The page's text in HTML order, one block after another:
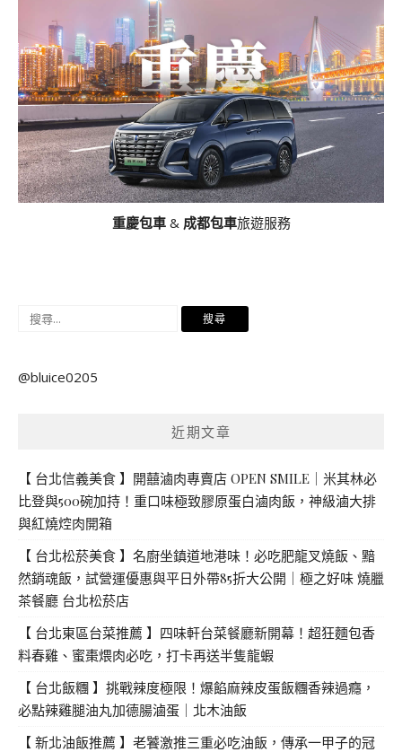
重慶包車& 成都包車旅遊服務
搜
鍵
@bluice0205
近期文章
【 台北信義美食 】開囍滷肉專賣店 OPEN SMILE｜米其林必
比登與500碗加持！重口味極致膠原蛋白滷肉飯，神級滷大排
與紅燒焢肉開箱
【 台北松菸美食 】名廚坐鎮道地港味！必吃肥龍叉燒飯、黯
然銷魂飯，試營運優惠與平日外帶85折大公開｜極之好味 燒臘
茶餐廳 台北松菸店
【 台北東區台菜推薦 】四味軒台菜餐廳新開幕！超狂麵包香
料春雞、蜜棗煨肉必吃，打卡再送半隻龍蝦
【 台北飯糰 】挑戰辣度極限！爆餡麻辣皮蛋飯糰香辣過癮，
必點辣雞腿油丸加德腸滷蛋｜北木油飯
【 新北油飯推薦 】老饕激推三重必吃油飯，傳承一甲子的冠